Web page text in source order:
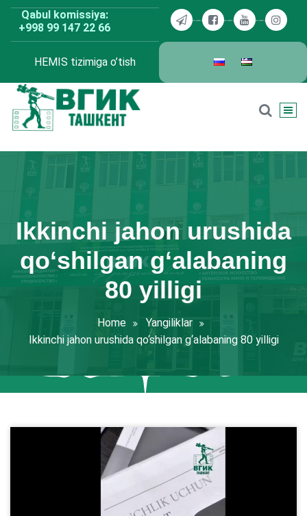
Skip
content
Qabul komissiya:
+998 99 147 22 66
HEMIS tizimiga o’tish
Ikkinchi jahon urushida
qo‘shilgan g‘alabaning
80 yilligi
Home
Yangiliklar
Ikkinchi jahon urushida qo‘shilgan g‘alabaning 80 yilligi